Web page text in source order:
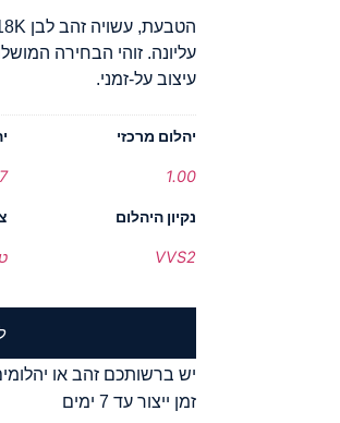
עליונה. זוהי הבחירה
עיצוב על-זמני.
יהלום מרכזי
1.00
נקיון היהלום
VVS2
יש ברשותכם זהב או
זמן ייצור עד 7 ימים